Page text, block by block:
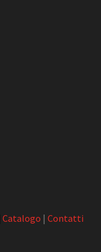
Catalogo | Contatti